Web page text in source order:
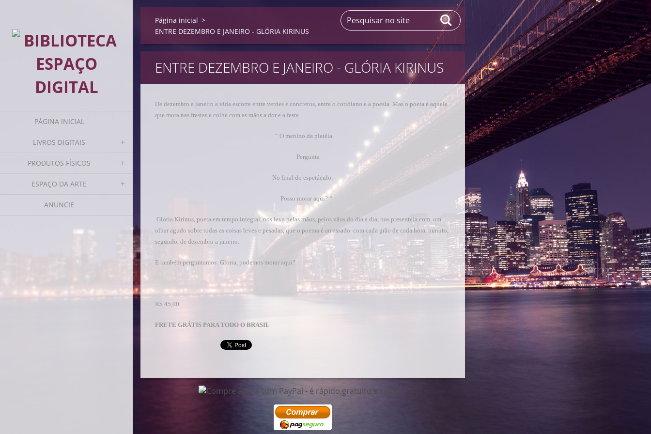
PÁGINA INICIAL
LIVROS DIGITAIS
PRODUTOS FÍSICOS
ESPAÇO DA ARTE
ANUNCIE
Página inicial >
ENTRE DEZEMBRO E JANEIRO - GLÓRIA KIRINUS
ENTRE DEZEMBRO E JANEIRO - GLÓRIA KIRINUS
De dezembro a janeiro a vida escorre entre verdes e concretos, entre o cotidiano e a poesia. Mas o poeta é aquele
que mora nas frestas e colhe com as mãos a dor e a festa.
“ O menino da platéia
Pergunta
No final do espetáculo:
Posso morar aqui? “
Gloria Kirinus, poeta em tempo integral, nos leva pelas mãos, pelos vãos do dia a dia, nos presenteia com um
olhar agudo sobre todas as coisas leves e pesadas, que o poema é amassado com cada grão de cada hora, minuto,
segundo, de dezembro a janeiro.
E também perguntamos: Gloria, podemos morar aqui?
R$ 45,00
FRETE GRÁTIS PARA TODO O BRASIL